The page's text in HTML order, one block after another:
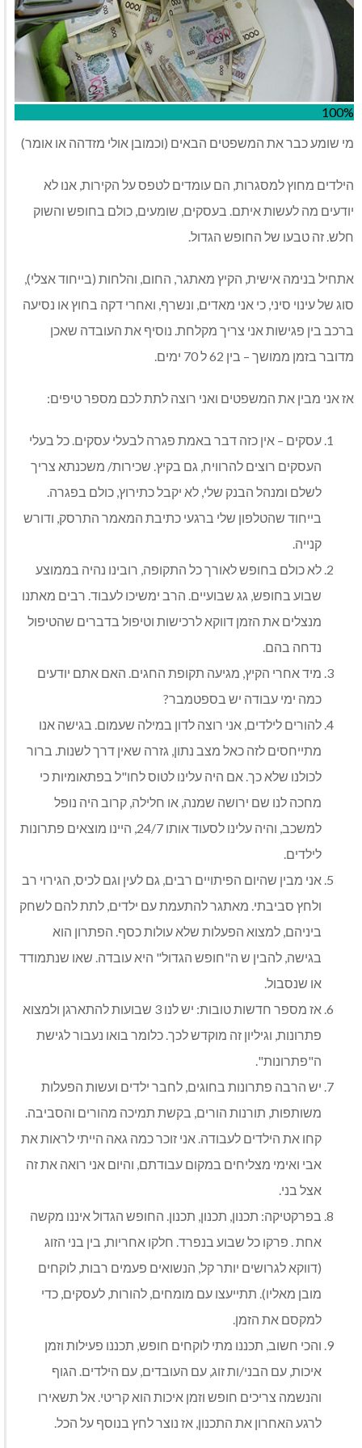
100%
מי שומע כבר את המשפטים הבאים (וכמובן אולי מזדהה או אומר)
הילדים מחוץ למסגרות, הם עומדים לטפס על הקירות, אנו לא
יודעים מה לעשות איתם. בעסקים, שומעים, כולם בחופש והשוק
חלש. זה טבעו של החופש הגדול.
אתחיל בנימה אישית, הקיץ מאתגר, החום, והלחות (בייחוד אצלי),
סוג של עינוי סיני, כי אני מאדים, ונשרף, ואחרי דקה בחוץ או נסיעה
ברכב בין פגישות אני צריך מקלחת. נוסיף את העובדה שאכן
מדובר בזמן ממושך – בין 62 ל 70 ימים.
אז אני מבין את המשפטים ואני רוצה לתת לכם מספר טיפים:
עסקים – אין כזה דבר באמת פגרה לבעלי עסקים. כל בעלי
העסקים רוצים להרוויח, גם בקיץ. שכירות/ משכנתא צריך
לשלם ומנהל הבנק שלי, לא יקבל כתירוץ, כולם בפגרה.
בייחוד שהטלפון שלי ברגעי כתיבת המאמר התרסק, ודורש
קנייה.
לא כולם בחופש לאורך כל התקופה, רובינו נהיה בממוצע
שבוע בחופש, גג שבועיים. הרב ימשיכו לעבוד. רבים מאתנו
מנצלים את הזמן דווקא לרכישות וטיפול בדברים שהטיפול
נדחה בהם.
מיד אחרי הקיץ, מגיעה תקופת החגים. האם אתם יודעים
כמה ימי עבודה יש בספטמבר?
להורים לילדים, אני רוצה לדון במילה שעמום. בגישה אנו
מתייחסים לזה כאל מצב נתון, גזרה שאין דרך לשנות. ברור
לכולנו שלא כך. אם היה עלינו לטוס לחו"ל בפתאומיות כי
מחכה לנו שם ירושה שמנה, או חלילה, קרוב היה נופל
למשכב, והיה עלינו לסעוד אותו 24/7, היינו מוצאים פתרונות
לילדים.
אני מבין שהיום הפיתויים רבים, גם לעין וגם לכיס, הגירוי רב
ולחץ סביבתי. מאתגר להתעמת עם ילדים, לתת להם לשחק
ביניהם, למצוא הפעלות שלא עולות כסף. הפתרון הוא
בגישה, להבין ש ה"חופש הגדול" היא עובדה. שאו שנתמודד
או שנסבול.
אז מספר חדשות טובות: יש לנו 3 שבועות להתארגן ולמצוא
פתרונות, וגיליון זה מוקדש לכך. כלומר בואו נעבור לגישת
ה"פתרונות".
יש הרבה פתרונות בחוגים, לחבר ילדים ועשות הפעלות
משותפות, תורנות הורים, בקשת תמיכה מהורים והסביבה.
קחו את הילדים לעבודה. אני זוכר כמה גאה הייתי לראות את
אבי ואימי מצליחים במקום עבודתם, והיום אני רואה את זה
אצל בני.
בפרקטיקה: תכנון, תכנון, תכנון. החופש הגדול איננו מקשה
אחת . פרקו כל שבוע בנפרד. חלקו אחריות, בין בני הזוג
(דווקא לגרושים יותר קל, הנשואים פעמים רבות, לוקחים
מובן מאליו). תתייעצו עם מומחים, להורות, לעסקים, כדי
למקסם את הזמן.
והכי חשוב, תכננו מתי לוקחים חופש, תכננו פעילות וזמן
איכות, עם הבני/ות זוג, עם העובדים, עם הילדים. הגוף
והנשמה צריכים חופש וזמן איכות הוא קריטי. אל תשאירו
לרגע האחרון את התכנון, אז נוצר לחץ בנוסף על הכל.